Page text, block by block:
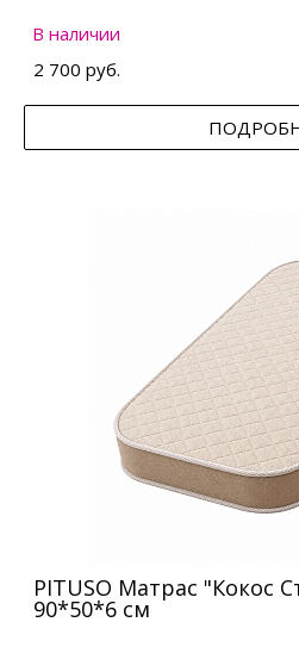
В наличии
2 700 руб.
PITUSO Матрас "Кокос
90*50*6 см